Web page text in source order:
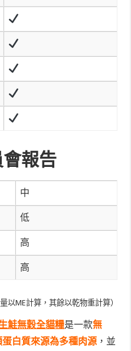
報告
中
低
高
高
量以ME計算，其餘以乾物重計算）
鮭無穀全貓糧是一款無
白質來源為多種肉源 ，並